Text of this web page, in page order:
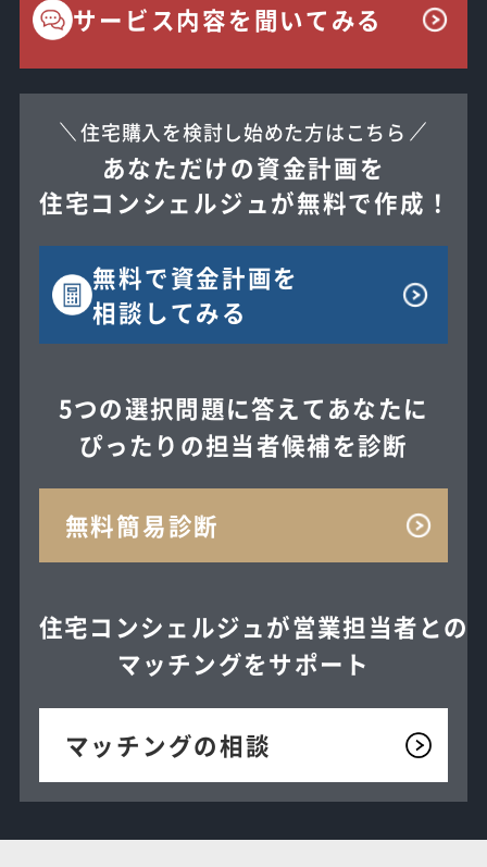
サービス内容を聞いてみる
住宅購入を検討し始めた方はこちら
あなただけの資金計画を
住宅コンシェルジュが無料で作成！
無料で資金計画を
相談してみる
5つの選択問題に答えてあなたに
ぴったりの担当者候補を診断
無料簡易診断
住宅コンシェルジュが営業担当者との
マッチングをサポート
マッチングの相談